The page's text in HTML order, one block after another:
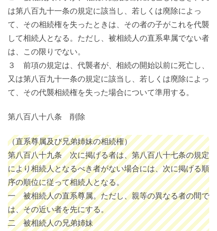
は第八百九十一条の規定に該当し、若しくは廃除によっ
て、その相続権を失ったときは、その者の子がこれを代襲
して相続人となる。ただし、被相続人の直系卑属でない者
は、この限りでない。
３ 前項の規定は、代襲者が、相続の開始以前に死亡し、
又は第八百九十一条の規定に該当し、若しくは廃除によっ
て、その代襲相続権を失った場合について準用する。
第八百八十八条 削除
（直系尊属及び兄弟姉妹の相続権）
第八百八十九条 次に掲げる者は、第八百八十七条の規定
により相続人となるべき者がない場合には、次に掲げる順
序の順位に従って相続人となる。
一 被相続人の直系尊属。ただし、親等の異なる者の間で
は、その近い者を先にする。
二 被相続人の兄弟姉妹